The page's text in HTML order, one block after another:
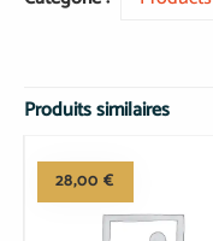
Produits similaires
28,00€